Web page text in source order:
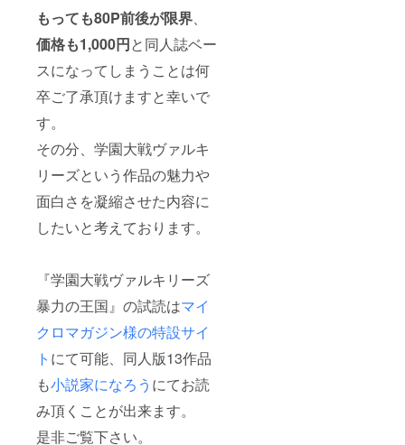
もっても80P前後が限界、
価格も1,000円と同人誌ベー
スになってしまうことは何
卒ご了承頂けますと幸いで
す。
その分、学園大戦ヴァルキ
リーズという作品の魅力や
面白さを凝縮させた内容に
したいと考えております。
『学園大戦ヴァルキリーズ
暴力の王国』の試読はマイ
クロマガジン様の特設サイ
ト にて可能、同人版13作品
も小説家になろう にてお読
み頂くことが出来ます。
是非ご覧下さい。